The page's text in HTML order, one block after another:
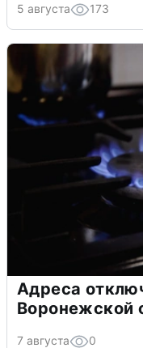
5 августа 173
Адреса
Воронежской
7 августа 0